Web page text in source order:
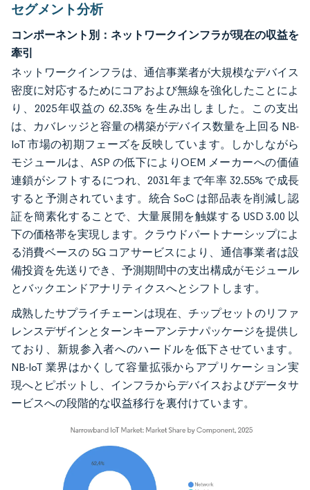
セグメント分析
コンポーネント別：ネットワークインフラが現在の収益を
牽引
ネットワークインフラは、通信事業者が大規模なデバイス
密度に対応するためにコアおよび無線を強化したことによ
り、2025年収益の 62.35% を生み出しました。この支出
は、カバレッジと容量の構築がデバイス数量を上回る NB-
IoT 市場の初期フェーズを反映しています。しかしながら
モジュールは、ASP の低下によりOEM メーカーへの価値
連鎖がシフトするにつれ、2031年まで年率 32.55% で成長
すると予測されています。統合 SoC は部品表を削減し認
証を簡素化することで、大量展開を触媒する USD 3.00 以
下の価格帯を実現します。クラウドパートナーシップによ
る消費ベースの 5G コアサービスにより、通信事業者は設
備投資を先送りでき、予測期間中の支出構成がモジュール
とバックエンドアナリティクスへとシフトします。
成熟したサプライチェーンは現在、チップセットのリファ
レンスデザインとターンキーアンテナパッケージを提供し
ており、新規参入者へのハードルを低下させています。
NB-IoT 業界はかくして容量拡張からアプリケーション実
現へとピボットし、インフラからデバイスおよびデータサ
ービスへの段階的な収益移行を裏付けています。